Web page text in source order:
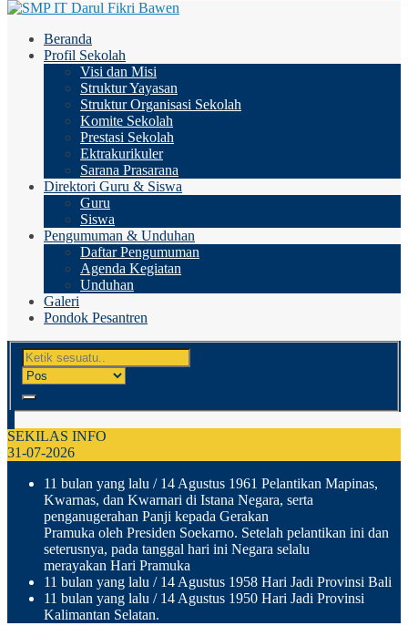
Beranda
Profil Sekolah
Visi dan Misi
Struktur Yayasan
Struktur Organisasi Sekolah
Komite Sekolah
Prestasi Sekolah
Ektrakurikuler
Sarana Prasarana
Direktori Guru & Siswa
Guru
Siswa
Pengumuman & Unduhan
Daftar Pengumuman
Agenda Kegiatan
Unduhan
Galeri
Pondok Pesantren
SEKILAS INFO
31-07-2026
11 bulan yang lalu / 14 Agustus 1961 Pelantikan Mapinas,
Kwarnas, dan Kwarnari di Istana Negara, serta
penganugerahan Panji kepada Gerakan
Pramuka oleh Presiden Soekarno. Setelah pelantikan ini dan
seterusnya, pada tanggal hari ini Negara selalu
merayakan Hari Pramuka
11 bulan yang lalu / 14 Agustus 1958 Hari Jadi Provinsi Bali
11 bulan yang lalu / 14 Agustus 1950 Hari Jadi Provinsi
Kalimantan Selatan.